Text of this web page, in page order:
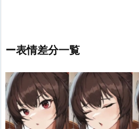
ー表情差分一覧